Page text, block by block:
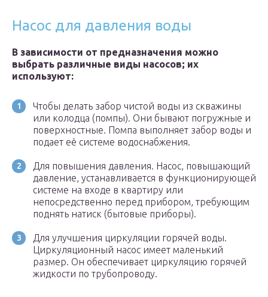
Насос для давления воды
В зависимости от предназначения можно
выбрать различные виды насосов; их
используют:
Чтобы делать забор чистой воды из скважины
или колодца (помпы). Они бывают погружные и
поверхностные. Помпа выполняет забор воды и
подает её системе водоснабжения.
Для повышения давления. Насос, повышающий
давление, устанавливается в функционирующей
системе на входе в квартиру или
непосредственно перед прибором, требующим
поднять натиск (бытовые приборы).
Для улучшения циркуляции горячей воды.
Циркуляционный насос имеет маленький
размер. Он обеспечивает циркуляцию горячей
жидкости по трубопроводу.